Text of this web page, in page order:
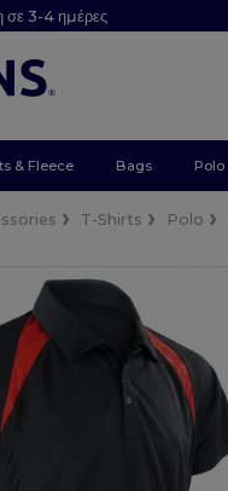
σε 3-4 ημέρες
& Fleece Bags Polo
T-Shirts Polo